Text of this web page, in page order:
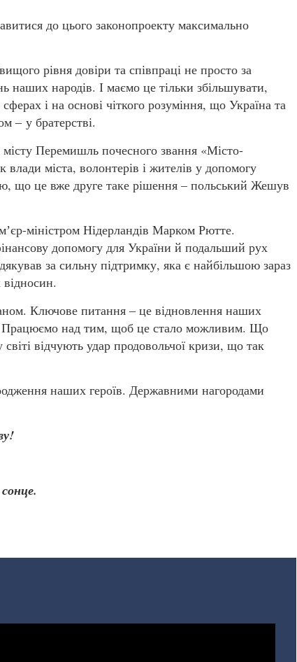
до цього законопроекту максимально
рівня довіри та співпраці не просто за
наших народів. І маємо це тільки збільшувати,
і на основі чіткого розуміння, що Україна та
– у братерстві.
Перемишль почесного звання «Місто-
міста, волонтерів і жителів у допомогу
що це вже друге таке рішення – польський Жешув
міністром Нідерландів Марком Рютте.
допомогу для України й подальший рух
за сильну підтримку, яка є найбільшою зараз
відносин.
Ключове питання – це відновлення наших
Працюємо над тим, щоб це стало можливим. Що
відчують удар продовольчої кризи, що так
наших героїв. Державними нагородами